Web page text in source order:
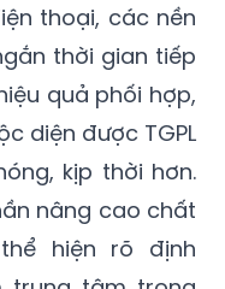
thoại, các nền
thời gian tiếp
quả phối hợp,
diện được TGPL
kịp thời hơn.
nâng cao chất
hiện rõ định